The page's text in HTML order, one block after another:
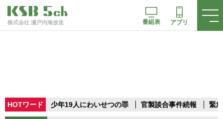
株式会社 瀬戸内海放送 番組表 アプリ
HOTワード 少年19人にわいせつの罪 官製談合事件続報 緊